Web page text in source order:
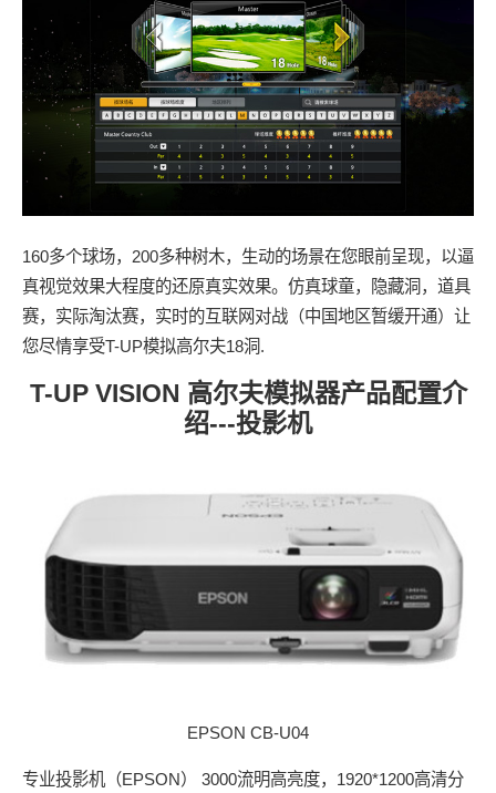
160多个球场，200多种树木，生动的场景在您眼前呈现，以逼
真视觉效果大程度的还原真实效果。仿真球童，隐藏洞，道具
赛，实际淘汰赛，实时的互联网对战（中国地区暂缓开通）让
您尽情享受T-UP模拟高尔夫18洞.
T-UP VISION 高尔夫模拟器产品配置介
绍---投影机
EPSON CB-U04
专业投影机（EPSON） 3000流明高亮度，1920*1200高清分